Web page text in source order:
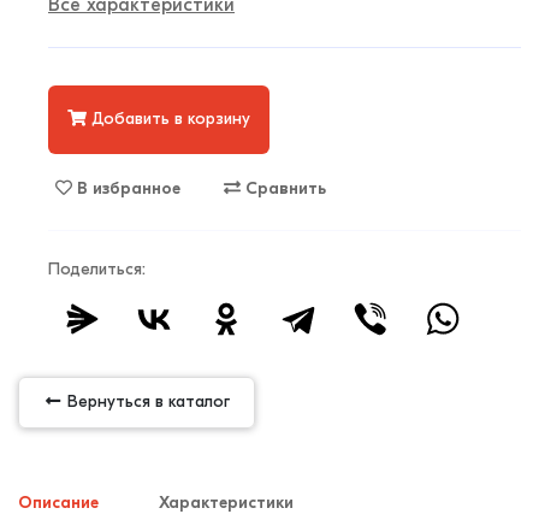
Все характеристики
Добавить в корзину
В избранное Сравнить
Поделиться:
Вернуться в каталог
Описание Характеристики